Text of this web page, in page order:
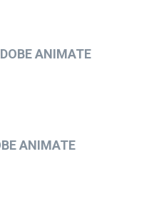
ANIMATE
ANIMATE